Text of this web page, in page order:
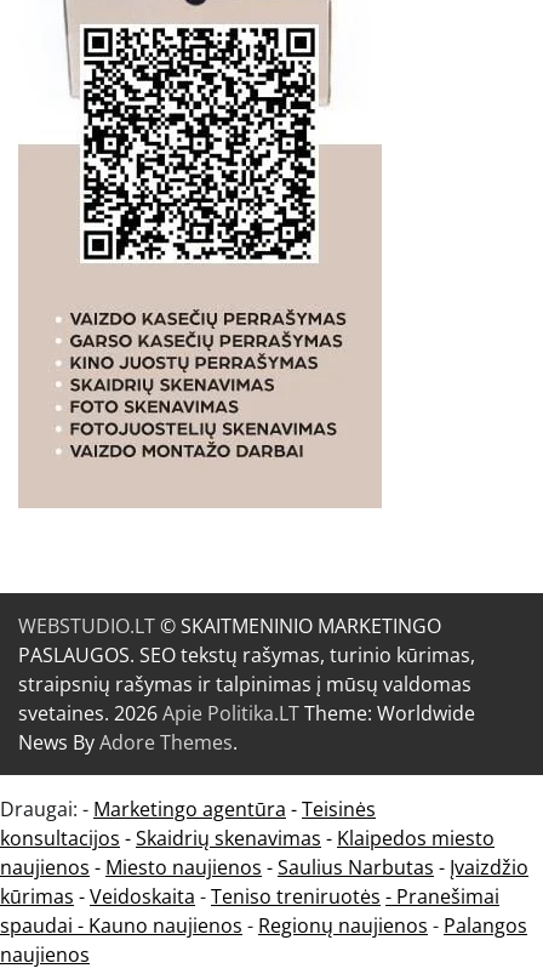
WEBSTUDIO.LT© SKAITMENINIO MARKETINGO
PASLAUGOS. SEO tekstų rašymas, turinio kūrimas,
straipsnių rašymas ir talpinimas į mūsų valdomas
svetaines. 2026Apie Politika.LTTheme: Worldwide
News ByAdore Themes.
Draugai: - Marketingo agentūra -Teisinės
konsultacijos -Skaidrių skenavimas - Klaipedos miesto
naujienos - Miesto naujienos -Saulius Narbutas - Įvaizdžio
kūrimas -Veidoskaita -Teniso treniruotės - Pranešimai
spaudai - Kauno naujienos - Regionų naujienos - Palangos
naujienos